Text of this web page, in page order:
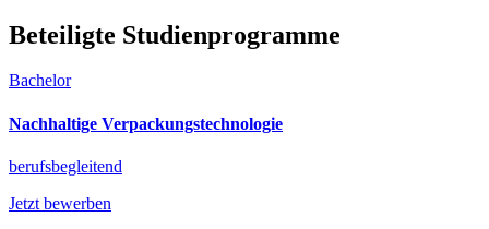
Beteiligte Studienprogramme
Bachelor
Nachhaltige Verpackungstechnologie
berufsbegleitend
Jetzt bewerben